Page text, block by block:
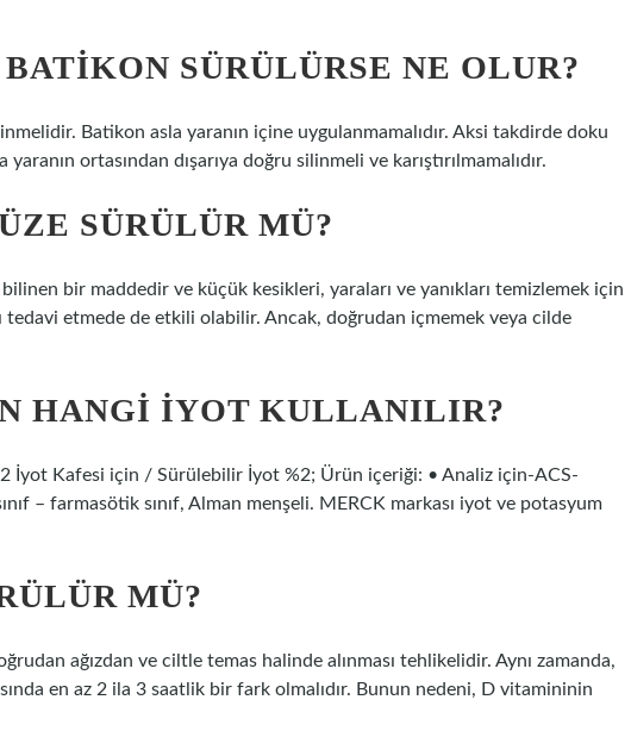
SÜRÜLÜRSE NE OLUR?
Batikon asla yaranın içine uygulanmamalıdır. Aksi takdirde doku
yaranın ortasından dışarıya doğru silinmeli ve karıştırılmamalıdır.
SÜRÜLÜR MÜ?
bir maddedir ve küçük kesikleri, yaraları ve yanıkları temizlemek için
tedavi etmede de etkili olabilir. Ancak, doğrudan içmemek veya cilde
HANGI IYOT KULLANILIR?
İyot Kafesi için / Sürülebilir İyot %2; Ürün içeriği: • Analiz için-ACS-
– farmasötik sınıf, Alman menşeli. MERCK markası iyot ve potasyum
MÜ?
ağızdan ve ciltle temas halinde alınması tehlikelidir. Aynı zamanda,
en az 2 ila 3 saatlik bir fark olmalıdır. Bunun nedeni, D vitamininin